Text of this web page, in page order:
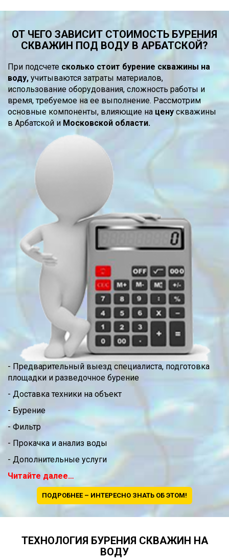
ОТ ЧЕГО ЗАВИСИТ СТОИМОСТЬ БУРЕНИЯ
СКВАЖИН ПОД ВОДУ В АРБАТСКОЙ?
При подсчете сколько стоит бурение скважины на
воду, учитываются затраты материалов,
использование оборудования, сложность работы и
время, требуемое на ее выполнение. Рассмотрим
основные компоненты, влияющие на цену скважины
в Арбатской и Московской области.
- Предварительный выезд специалиста, подготовка
площадки и разведочное бурение
- Доставка техники на объект
- Бурение
- Фильтр
- Прокачка и анализ воды
- Дополнительные услуги
Читайте далее…
ПОДРОБНЕЕ – ИНТЕРЕСНО ЗНАТЬ ОБ ЭТОМ!
ТЕХНОЛОГИЯ БУРЕНИЯ СКВАЖИН НА
ВОДУ